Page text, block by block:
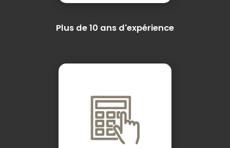
Plus de 10 ans d'expérience